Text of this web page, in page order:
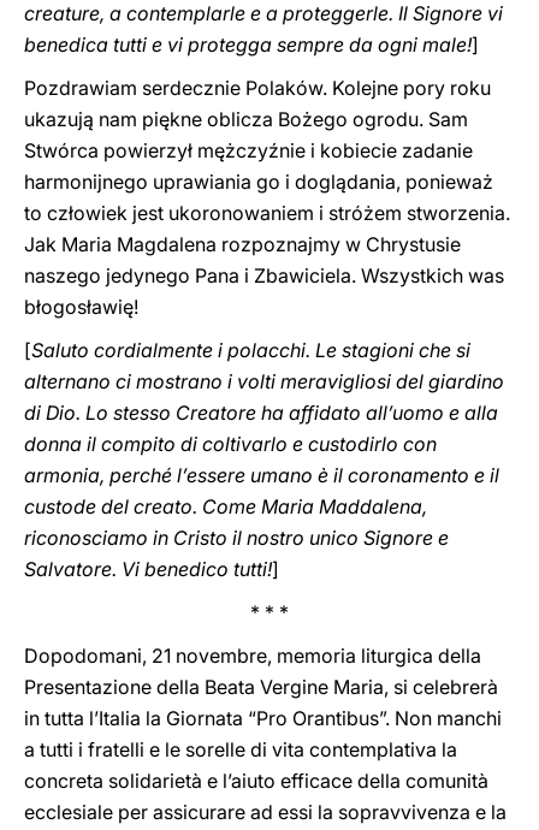
creature, a contemplarle e a proteggerle. Il Signore vi
benedica tutti e vi protegga ‎sempre da ogni male‎‎‎‏!]
Pozdrawiam serdecznie Polaków. Kolejne pory roku
ukazują nam piękne oblicza Bożego ogrodu. Sam
Stwórca powierzył mężczyźnie i kobiecie zadanie
harmonijnego uprawiania go i doglądania, ponieważ
to człowiek jest ukoronowaniem i stróżem stworzenia.
Jak Maria Magdalena rozpoznajmy w Chrystusie
naszego jedynego Pana i Zbawiciela. Wszystkich was
błogosławię!
[Saluto cordialmente i polacchi. Le stagioni che si
alternano ci mostrano i volti meravigliosi del giardino
di Dio. Lo stesso Creatore ha affidato all’uomo e alla
donna il compito di coltivarlo e custodirlo con
armonia, perché l’essere umano è il coronamento e il
custode del creato. Come Maria Maddalena,
riconosciamo in Cristo il nostro unico Signore e
Salvatore. Vi benedico tutti!]
* * *
Dopodomani, 21 novembre, memoria liturgica della
Presentazione della Beata Vergine Maria, si celebrerà
in tutta l’Italia la Giornata “Pro Orantibus”. Non manchi
a tutti i fratelli e le sorelle di vita contemplativa la
concreta solidarietà e l’aiuto efficace della comunità
ecclesiale per assicurare ad essi la sopravvivenza e la